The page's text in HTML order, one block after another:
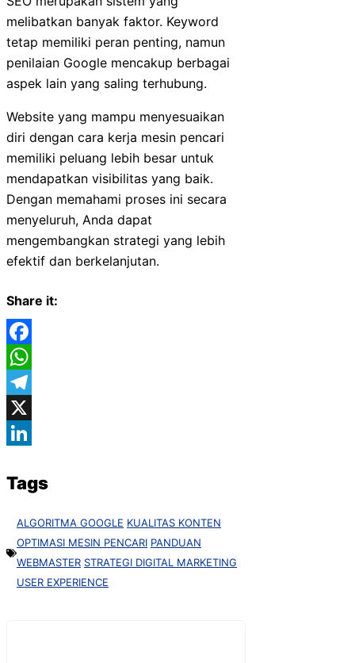
melibatkan banyak faktor. Keyword
tetap memiliki peran penting, namun
penilaian Google mencakup berbagai
aspek lain yang saling terhubung.
Website yang mampu menyesuaikan
diri dengan cara kerja mesin pencari
memiliki peluang lebih besar untuk
mendapatkan visibilitas yang baik.
Dengan memahami proses ini secara
menyeluruh, Anda dapat
mengembangkan strategi yang lebih
efektif dan berkelanjutan.
Share it:
Facebook
WhatsApp
Telegram
X
Tags
ALGORITMA GOOGLE KUALITAS KONTEN
OPTIMASI MESIN PENCARI PANDUAN
WEBMASTER STRATEGI DIGITAL MARKETING
USER EXPERIENCE